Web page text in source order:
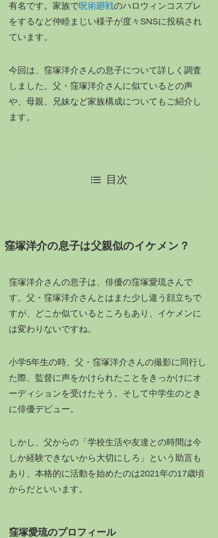
有名です。家族で呪術廻戦のハロウィンコスプレ
をするなど仲睦まじい様子が度々SNSに投稿され
ています。
今回は、窪塚洋介さんの息子について詳しく調査
しました。父・窪塚洋介さんに似ているとの声
や、母親、兄妹など家族構成についてもご紹介し
ます。
目次
窪塚洋介の息子は父親似のイケメン？
窪塚洋介さんの息子は、俳優の窪塚愛琉さんで
す。父・窪塚洋介さんとはまた少し違う顔立ちで
すが、どこか似ているところもあり、イケメンに
は変わりないですね。
小学5年生の時、父・窪塚洋介さんの撮影に同行し
た際、監督に声をかけられたことをきっかけにオ
ーディションを受けたそう。そして中学生のとき
に俳優デビュー。
しかし、父からの「学校生活や友達との時間は今
しか経験できないから大切にしろ」という助言も
あり、本格的に活動を始めたのは2021年の17歳頃
からだといいます。
窪塚愛琉のプロフィール